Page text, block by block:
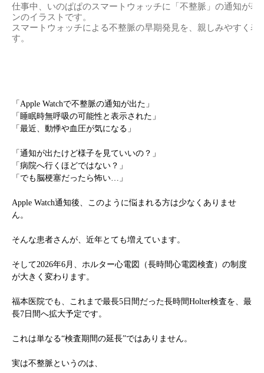
仕事中、いのぱぱのスマートウォッチに「不整脈」の通知が表
ンのイラストです。
スマートウォッチによる不整脈の早期発見を、親しみやすく表
す。
「Apple Watchで不整脈の通知が出た」
「睡眠時無呼吸の可能性と表示された」
「最近、動悸や血圧が気になる」
「通知が出たけど様子を見ていいの？」
「病院へ行くほどではない？」
「でも脳梗塞だったら怖い…」
Apple Watch通知後、このように悩まれる方は少なくありませ
ん。
そんな患者さんが、近年とても増えています。
そして2026年6月、ホルター心電図（長時間心電図検査）の制度
が大きく変わります。
福本医院でも、これまで最長5日間だった長時間Holter検査を、最
長7日間へ拡大予定です。
これは単なる“検査期間の延長”ではありません。
実は不整脈というのは、